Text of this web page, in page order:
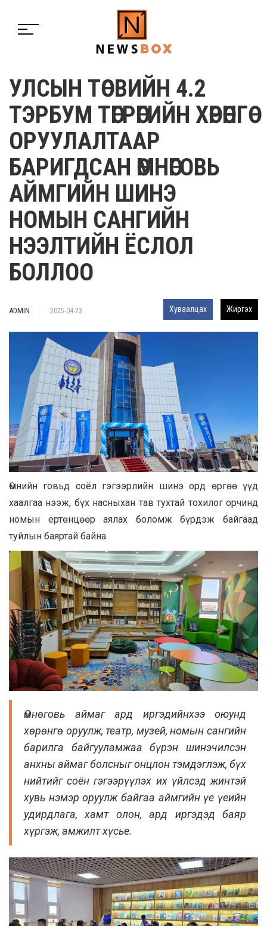
УЛСЫН ТӨСВИЙН 4.2
ТЭРБУМ ТӨГРӨГИЙН ХӨРӨНГӨ
ОРУУЛАЛТААР
БАРИГДСАН ӨМНӨГОВЬ
АЙМГИЙН ШИНЭ
НОМЫН САНГИЙН
НЭЭЛТИЙН ЁСЛОЛ
БОЛЛОО
ADMIN 2025-04-23 Хуваалцах Жиргэх
Өмнийн говьд соёл гэгээрлийн шинэ орд өргөө үүд
хаалгаа нээж, бүх насныхан тав тухтай тохилог орчинд
номын ертөнцөөр аялах боломж бүрдэж байгаад
туйлын баяртай байна.
Өмнөговь аймаг ард иргэдийнхээ оюунд
хөрөнгө оруулж, театр, музей, номын сангийн
барилга байгууламжаа бүрэн шинэчилсэн
анхны аймаг болсныг онцлон тэмдэглэж, бүх
нийтийг соён гэгээрүүлэх их үйлсэд жинтэй
хувь нэмэр оруулж байгаа аймгийн үе үеийн
удирдлага, хамт олон, ард иргэдэд баяр
хүргэж, амжилт хүсье.